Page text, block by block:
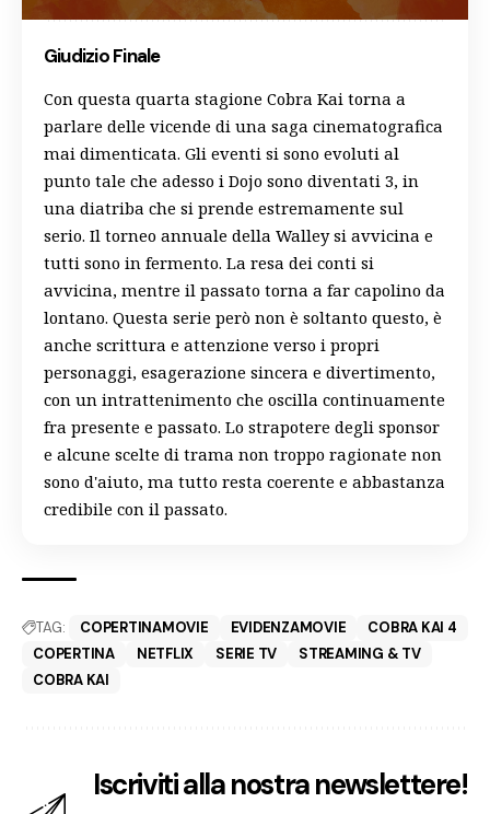
Giudizio Finale
Con questa quarta stagione Cobra Kai torna a
parlare delle vicende di una saga cinematografica
mai dimenticata. Gli eventi si sono evoluti al
punto tale che adesso i Dojo sono diventati 3, in
una diatriba che si prende estremamente sul
serio. Il torneo annuale della Walley si avvicina e
tutti sono in fermento. La resa dei conti si
avvicina, mentre il passato torna a far capolino da
lontano. Questa serie però non è soltanto questo, è
anche scrittura e attenzione verso i propri
personaggi, esagerazione sincera e divertimento,
con un intrattenimento che oscilla continuamente
fra presente e passato. Lo strapotere degli sponsor
e alcune scelte di trama non troppo ragionate non
sono d'aiuto, ma tutto resta coerente e abbastanza
credibile con il passato.
TAG: COPERTINAMOVIE EVIDENZAMOVIE
COBRA KAI 4
COPERTINA
NETFLIX SERIE TV
STREAMING & TV
COBRA KAI
Iscriviti alla nostra newslettere!